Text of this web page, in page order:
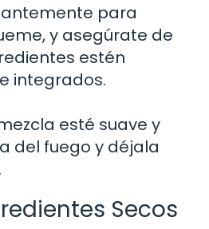
para
y asegúrate de
estén
integrados.
esté suave y
del fuego y déjala
Secos